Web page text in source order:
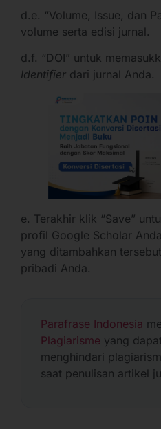
d.e. “Volume, Issue, dan
volume serta edisi jurnal.
d.f. “DOI” untuk
Identifier dari jurnal Anda.
e. Terakhir klik “Save”
profil Google Scholar
yang ditambahkan
pribadi Anda.
Parafrase Indonesia
Plagiarisme yang
menghindari
saat penulisan artikel